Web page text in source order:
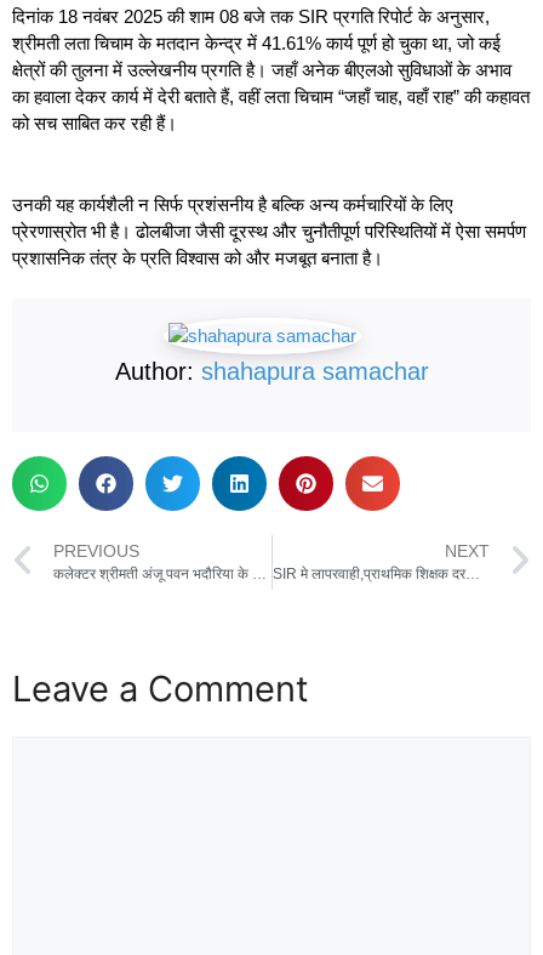
दिनांक 18 नवंबर 2025 की शाम 08 बजे तक SIR प्रगति रिपोर्ट के अनुसार,
श्रीमती लता चिचाम के मतदान केन्द्र में 41.61% कार्य पूर्ण हो चुका था, जो कई
क्षेत्रों की तुलना में उल्लेखनीय प्रगति है। जहाँ अनेक बीएलओ सुविधाओं के अभाव
का हवाला देकर कार्य में देरी बताते हैं, वहीं लता चिचाम “जहाँ चाह, वहाँ राह” की कहावत
को सच साबित कर रही हैं।
उनकी यह कार्यशैली न सिर्फ प्रशंसनीय है बल्कि अन्य कर्मचारियों के लिए
प्रेरणास्रोत भी है। ढोलबीजा जैसी दूरस्थ और चुनौतीपूर्ण परिस्थितियों में ऐसा समर्पण
प्रशासनिक तंत्र के प्रति विश्वास को और मजबूत बनाता है।
Author: shahapura samachar
PREVIOUS
कलेक्टर श्रीमती अंजू पवन भदौरिया के नेतृत्व में की जा रही जिले के विद्यालयों, छात्रावासों व आंगनवाड़ी केंद्रों की सतत निगरानी
NEXT
SIR मे लापरवाही,प्राथमिक शिक्षक दरबारी सिंह परस्ते निलंबित
Leave a Comment